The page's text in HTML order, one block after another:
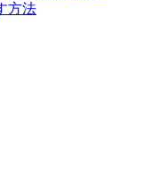
方法